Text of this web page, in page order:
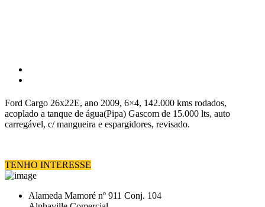
Ford Cargo 26x22E, ano 2009, 6×4, 142.000 kms rodados,
acoplado a tanque de água(Pipa) Gascom de 15.000 lts, auto
carregável, c/ mangueira e espargidores, revisado.
TENHO INTERESSE
Alameda Mamoré nº 911 Conj. 104